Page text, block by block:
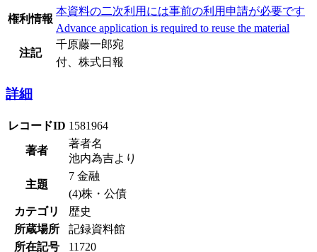
権利情報
本資料の二次利用には事前の利用申請が必要です
Advance application is required to reuse the material
注記
千原藤一郎宛
付、株式日報
詳細
レコードID 1581964
著者
著者名
池内為吉より
主題
7 金融
(4)株・公債
カテゴリ
歴史
所蔵場所
記録資料館
所在記号
11720